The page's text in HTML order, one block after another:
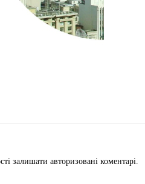
залишати авторизовані коментарі.